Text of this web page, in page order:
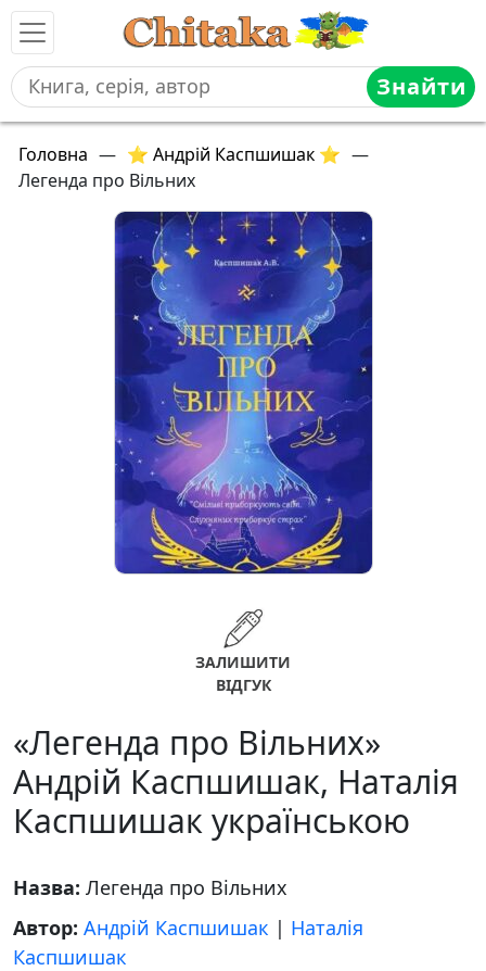
Знайти
Головна — ⭐ Андрій Каспшишак ⭐ —
Легенда про Вільних
ЗАЛИШИТИ
ВІДГУК
«Легенда про Вільних»
Андрій Каспшишак, Наталія
Каспшишак українською
Назва: Легенда про Вільних
Автор: Андрій Каспшишак | Наталія
Каспшишак